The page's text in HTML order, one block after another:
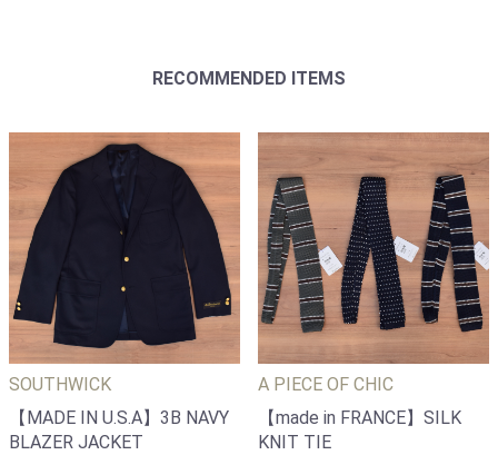
RECOMMENDED ITEMS
SOUTHWICK
【MADE IN U.S.A】3B NAVY
BLAZER JACKET
A PIECE OF CHIC
【made in FRANCE】SILK
KNIT TIE